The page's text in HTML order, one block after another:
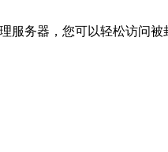
务器，您可以轻松访问